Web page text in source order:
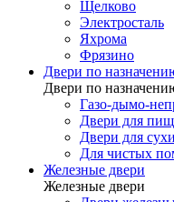
Щелково
Электросталь
Яхрома
Фрязино
Двери по
Двери по
Газо-дымо-
Двери для
Двери для
Для чистых
Железные двери
Железные двери